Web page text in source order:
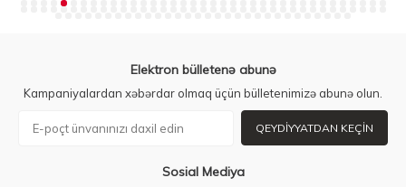
Elektron bülletenə abunə
Kampaniyalardan xəbərdar olmaq üçün bülletenimizə abunə olun.
QEYDIYYATDAN KEÇIN
Sosial Mediya